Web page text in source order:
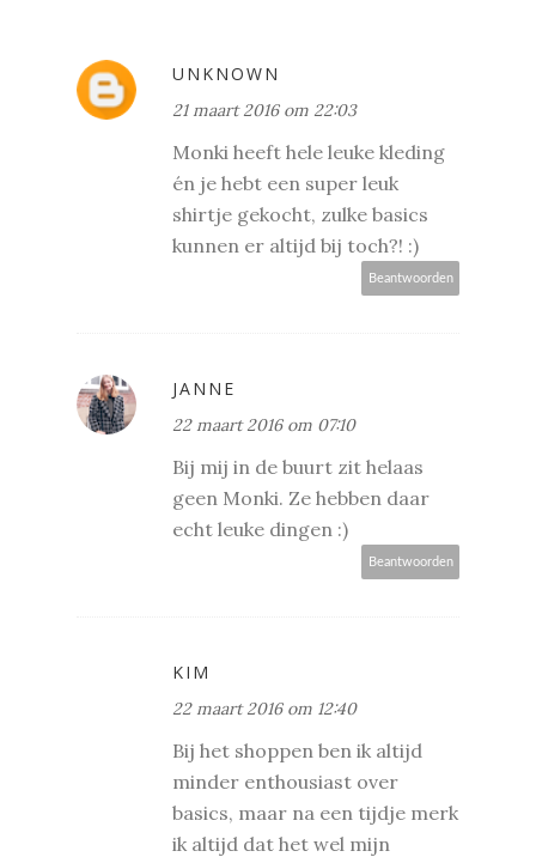
UNKNOWN
21 maart 2016 om 22:03
Monki heeft hele leuke kleding
én je hebt een super leuk
shirtje gekocht, zulke basics
kunnen er altijd bij toch?! :)
Beantwoorden
JANNE
22 maart 2016 om 07:10
Bij mij in de buurt zit helaas
geen Monki. Ze hebben daar
echt leuke dingen :)
Beantwoorden
KIM
22 maart 2016 om 12:40
Bij het shoppen ben ik altijd
minder enthousiast over
basics, maar na een tijdje merk
ik altijd dat het wel mijn